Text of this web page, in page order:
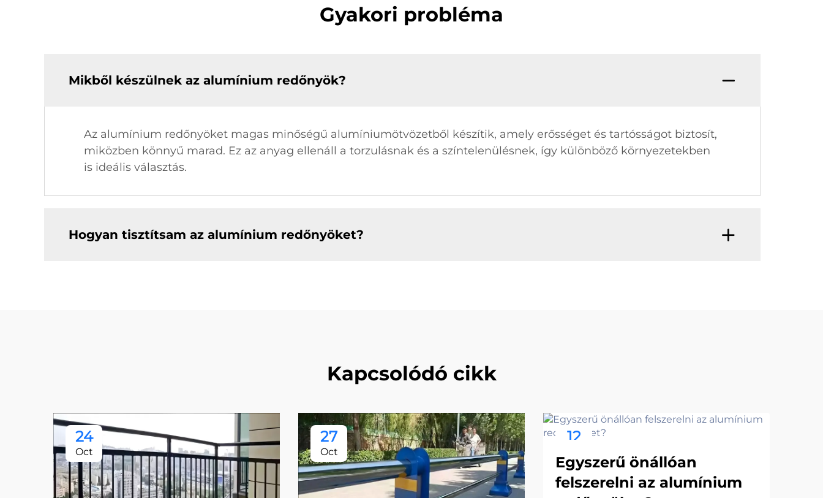
Gyakori probléma
Mikből készülnek az alumínium redőnyök?
Az alumínium redőnyöket magas minőségű alumíniumötvözetből készítik, amely erősséget és tartósságot biztosít,
miközben könnyű marad. Ez az anyag ellenáll a torzulásnak és a színtelenülésnek, így különböző környezetekben
is ideális választás.
Hogyan tisztítsam az alumínium redőnyöket?
Kapcsolódó cikk
24
Oct
27
Oct
12
Egyszerű önállóan
felszerelni az alumínium